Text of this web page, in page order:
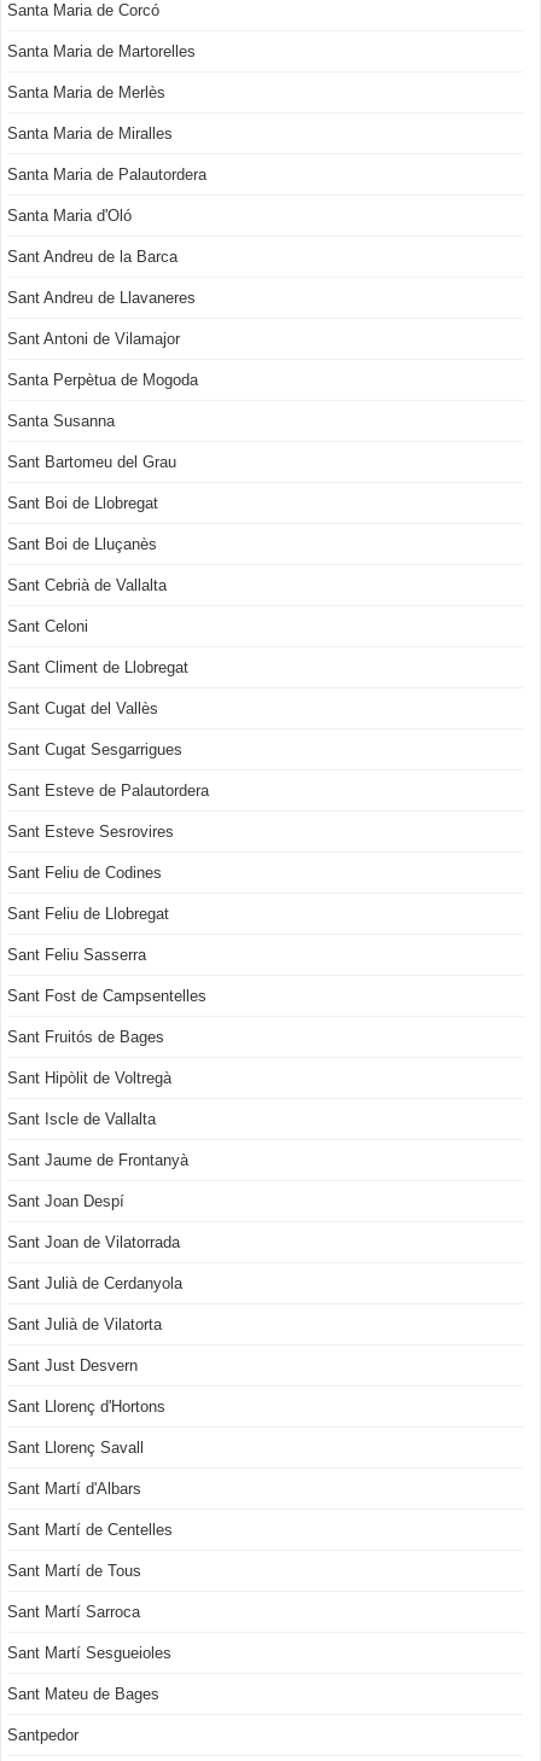
Santa Maria de Corcó
Santa Maria de Martorelles
Santa Maria de Merlès
Santa Maria de Miralles
Santa Maria de Palautordera
Santa Maria d'Oló
Sant Andreu de la Barca
Sant Andreu de Llavaneres
Sant Antoni de Vilamajor
Santa Perpètua de Mogoda
Santa Susanna
Sant Bartomeu del Grau
Sant Boi de Llobregat
Sant Boi de Lluçanès
Sant Cebrià de Vallalta
Sant Celoni
Sant Climent de Llobregat
Sant Cugat del Vallès
Sant Cugat Sesgarrigues
Sant Esteve de Palautordera
Sant Esteve Sesrovires
Sant Feliu de Codines
Sant Feliu de Llobregat
Sant Feliu Sasserra
Sant Fost de Campsentelles
Sant Fruitós de Bages
Sant Hipòlit de Voltregà
Sant Iscle de Vallalta
Sant Jaume de Frontanyà
Sant Joan Despí
Sant Joan de Vilatorrada
Sant Julià de Cerdanyola
Sant Julià de Vilatorta
Sant Just Desvern
Sant Llorenç d'Hortons
Sant Llorenç Savall
Sant Martí d'Albars
Sant Martí de Centelles
Sant Martí de Tous
Sant Martí Sarroca
Sant Martí Sesgueioles
Sant Mateu de Bages
Santpedor